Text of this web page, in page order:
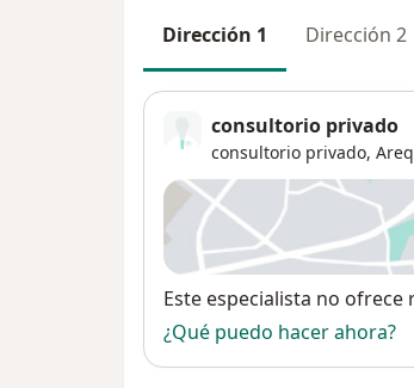
Dirección 1 Dirección 2
consultorio privado
consultorio privado,
Disponibilidad
Este especialista no
¿Qué puedo hacer ahora?